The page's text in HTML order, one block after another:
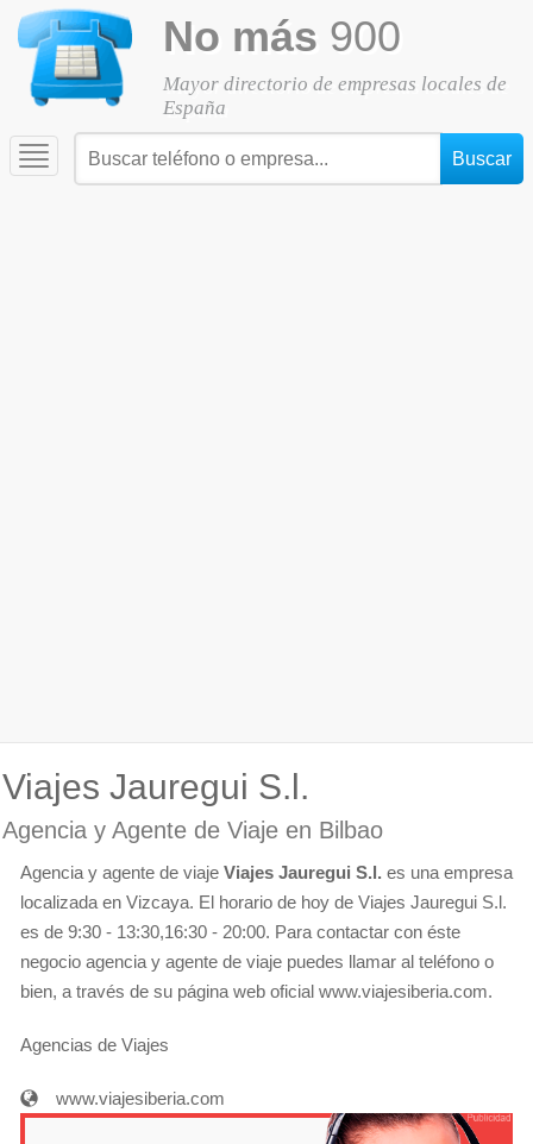
No más 900
Mayor directorio de empresas locales de
España
Toggle
navigation
Viajes Jauregui S.l.
Agencia y Agente de Viaje en Bilbao
Agencia y agente de viaje Viajes Jauregui S.l. es una empresa
localizada en Vizcaya. El horario de hoy de Viajes Jauregui S.l.
es de 9:30 - 13:30,16:30 - 20:00. Para contactar con éste
negocio agencia y agente de viaje puedes llamar al teléfono o
bien, a través de su página web oficial www.viajesiberia.com.
Agencias de Viajes
www.viajesiberia.com